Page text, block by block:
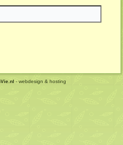
- webdesign & hosting